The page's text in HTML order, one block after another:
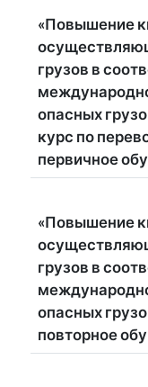
«Повышение
грузов в
опасных
курс по
первичное
«Повышение
грузов в
опасных
повторное